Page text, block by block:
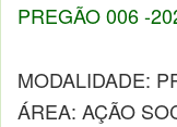
PREGÃO 006 -
MODALIDADE:
ÁREA: AÇÃO